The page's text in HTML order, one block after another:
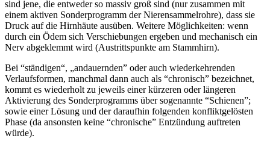
sind jene, die entweder so massiv groß sind (nur zusammen mit
einem aktiven Sonderprogramm der Nierensammelrohre), dass sie
Druck auf die Hirnhäute ausüben. Weitere Möglichkeiten: wenn
durch ein Ödem sich Verschiebungen ergeben und mechanisch ein
Nerv abgeklemmt wird (Austrittspunkte am Stammhirn).
Bei “ständigen“, „andauernden” oder auch wiederkehrenden
Verlaufsformen, manchmal dann auch als “chronisch” bezeichnet,
kommt es wiederholt zu jeweils einer kürzeren oder längeren
Aktivierung des Sonderprogramms über sogenannte “Schienen”;
sowie einer Lösung und der daraufhin folgenden konfliktgelösten
Phase (da ansonsten keine “chronische” Entzündung auftreten
würde).